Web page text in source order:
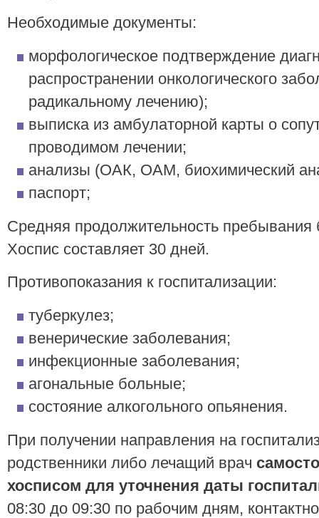
Необходимые документы:
морфологическое подтверждение
распространении онкологического
радикальному лечению);
выписка из амбулаторной карты о
проводимом лечении;
анализы (ОАК, ОАМ, биохимический
паспорт;
Средняя продолжительность пребывания
Хоспис составляет 30 дней.
Противопоказания к госпитализации:
туберкулез;
венерические заболевания;
инфекционные заболевания;
агональные больные;
состояние алкогольного опьянения.
При получении направления на
родственники либо лечащий врач
хосписом для уточнения даты
08:30 до 09:30 по рабочим дням,